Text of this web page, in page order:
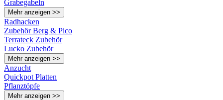
Grabegabeln
Mehr anzeigen >>
Radhacken
Zubehör Berg & Pico
Terrateck Zubehör
Lucko Zubehör
Mehr anzeigen >>
Anzucht
Quickpot Platten
Pflanztöpfe
Mehr anzeigen >>